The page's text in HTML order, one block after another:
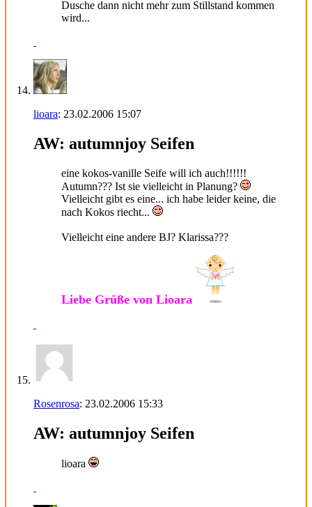
Dusche dann nicht mehr zum Stillstand kommen
wird...
lioara: 23.02.2006 15:07
AW: autumnjoy Seifen
eine kokos-vanille Seife will ich auch!!!!!!
Autumn??? Ist sie vielleicht in Planung?
Vielleicht gibt es eine... ich habe leider keine, die
nach Kokos riecht...
Vielleicht eine andere BJ? Klarissa???
Liebe Grüße von Lioara
Rosenrosa: 23.02.2006 15:33
AW: autumnjoy Seifen
lioara